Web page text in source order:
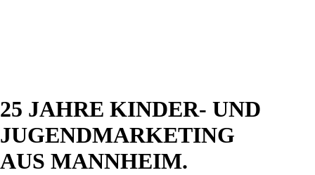
25 JAHRE KINDER- UND
JUGENDMARKETING
AUS MANNHEIM.